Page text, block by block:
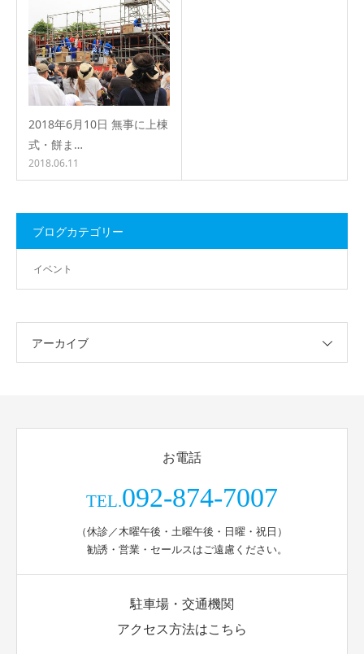
2018年6月10日 無事に上棟
式・餅ま…
2018.06.11
ブログカテゴリー
イベント
アーカイブ
お電話
TEL.092-874-7007
（休診／木曜午後・土曜午後・日曜・祝日）
勧誘・営業・セールスはご遠慮ください。
駐車場・交通機関
アクセス方法はこちら